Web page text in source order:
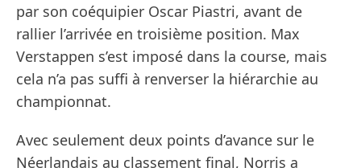
par son coéquipier Oscar Piastri, avant de
rallier l’arrivée en troisième position. Max
Verstappen s’est imposé dans la course, mais
cela n’a pas suffi à renverser la hiérarchie au
championnat.
Avec seulement deux points d’avance sur le
Néerlandais au classement final, Norris a